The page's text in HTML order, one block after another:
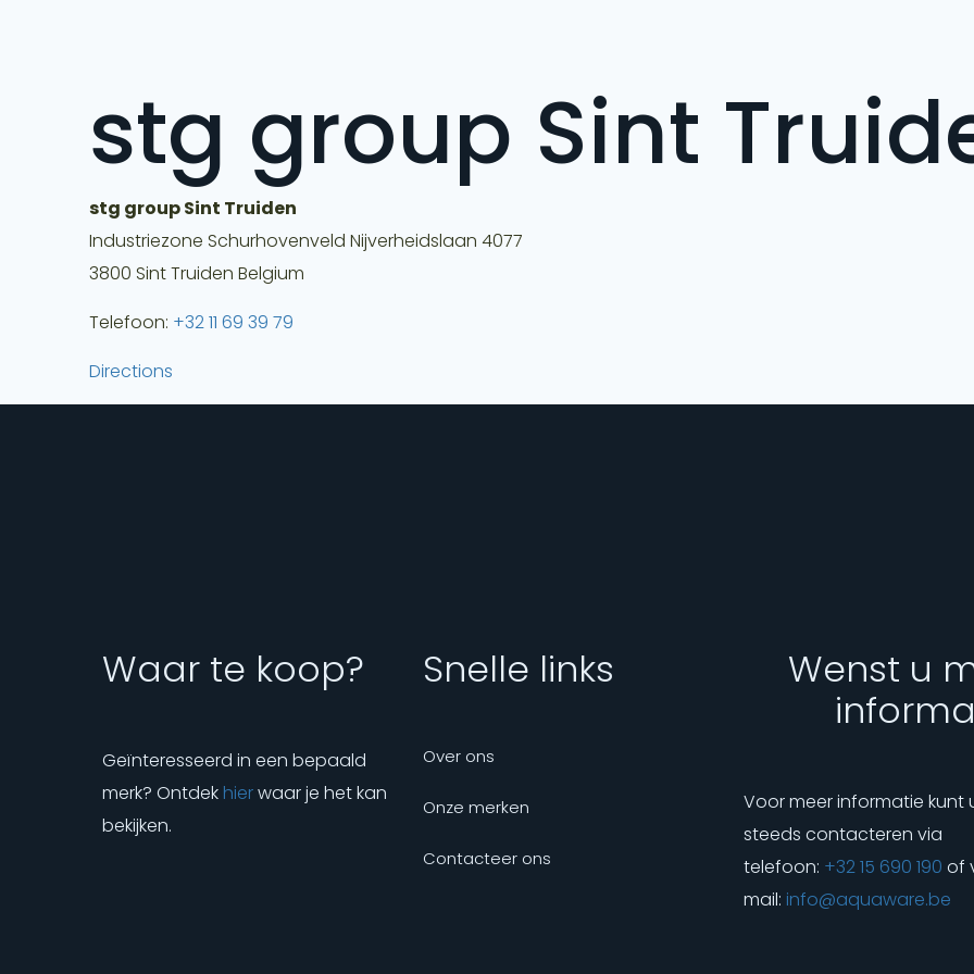
stg group Sint
stg group Sint Truiden
Industriezone Schurhovenveld Nijverheidslaan 4077
3800 Sint Truiden Belgium
Telefoon: +32 11 69 39 79
Directions
Waar te koop?
Geïnteresseerd in een bepaald
merk? Ontdek hierwaar je het kan
bekijken.
Snelle links
Over ons
Onze merken
Contacteer ons
Wenst u
Voor meer informatie kunt
steeds contacteren via
telefoon: +32 15 690 190 of
mail: info@aquaware.be